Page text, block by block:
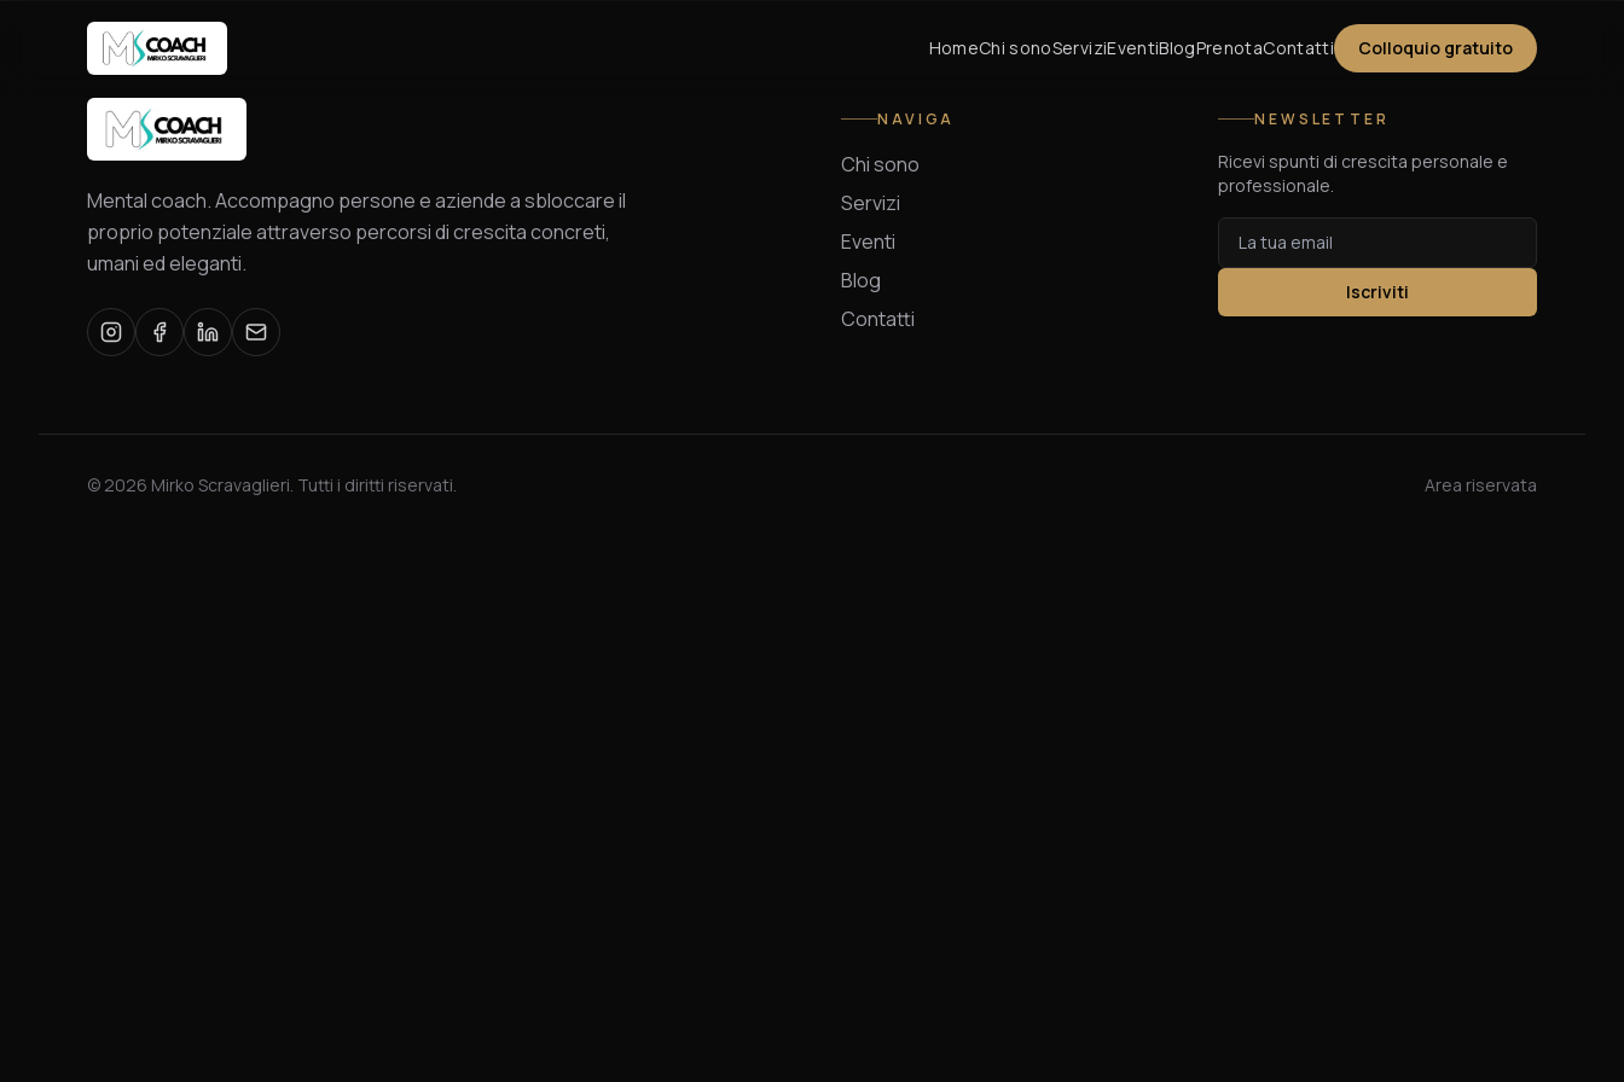
HomeChi sonoServiziEventiBlogPrenotaContatti Colloquio gratuito
Mental coach. Accompagno persone e aziende a sbloccare il
proprio potenziale attraverso percorsi di crescita concreti,
umani ed eleganti.
NAVIGA
Chi sono
Servizi
Eventi
Blog
Contatti
NEWSLETTER
Ricevi spunti di crescita personale e
professionale.
Iscriviti
© 2026 Mirko Scravaglieri. Tutti i diritti riservati. Area riservata